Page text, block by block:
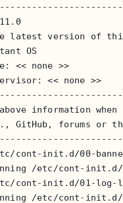
latest version of
OS
<< none >>
<< none >>
information
GitHub, forums or
cont-init.d/00-
/etc/cont-init.d/
cont-init.d/01-log-
/etc/cont-init.d/